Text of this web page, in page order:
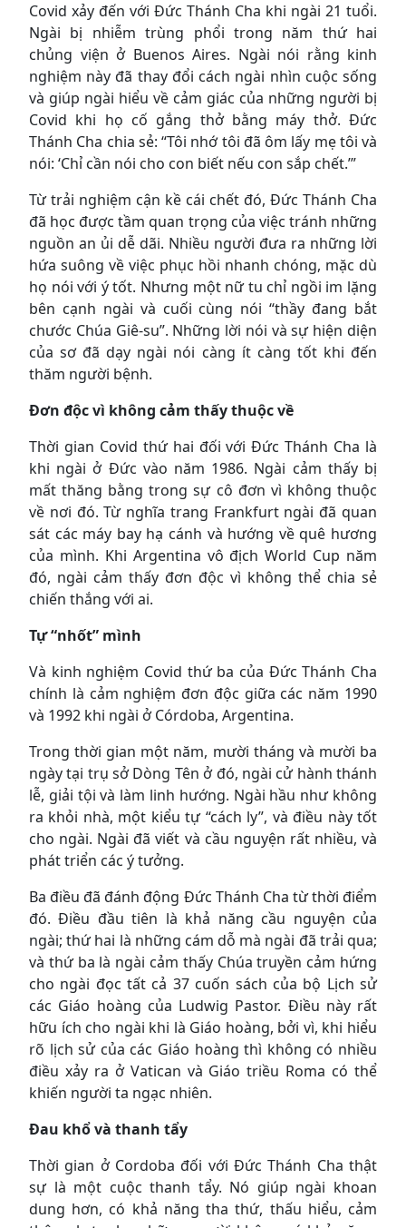
Covid xảy đến với Đức Thánh Cha khi ngài 21 tuổi.
Ngài bị nhiễm trùng phổi trong năm thứ hai
chủng viện ở Buenos Aires. Ngài nói rằng kinh
nghiệm này đã thay đổi cách ngài nhìn cuộc sống
và giúp ngài hiểu về cảm giác của những người bị
Covid khi họ cố gắng thở bằng máy thở. Đức
Thánh Cha chia sẻ: “Tôi nhớ tôi đã ôm lấy mẹ tôi và
nói: ‘Chỉ cần nói cho con biết nếu con sắp chết.’”
Từ trải nghiệm cận kề cái chết đó, Đức Thánh Cha
đã học được tầm quan trọng của việc tránh những
nguồn an ủi dễ dãi. Nhiều người đưa ra những lời
hứa suông về việc phục hồi nhanh chóng, mặc dù
họ nói với ý tốt. Nhưng một nữ tu chỉ ngồi im lặng
bên cạnh ngài và cuối cùng nói “thầy đang bắt
chước Chúa Giê-su”. Những lời nói và sự hiện diện
của sơ đã dạy ngài nói càng ít càng tốt khi đến
thăm người bệnh.
Đơn độc vì không cảm thấy thuộc về
Thời gian Covid thứ hai đối với Đức Thánh Cha là
khi ngài ở Đức vào năm 1986. Ngài cảm thấy bị
mất thăng bằng trong sự cô đơn vì không thuộc
về nơi đó. Từ nghĩa trang Frankfurt ngài đã quan
sát các máy bay hạ cánh và hướng về quê hương
của mình. Khi Argentina vô địch World Cup năm
đó, ngài cảm thấy đơn độc vì không thể chia sẻ
chiến thắng với ai.
Tự “nhốt” mình
Và kinh nghiệm Covid thứ ba của Đức Thánh Cha
chính là cảm nghiệm đơn độc giữa các năm 1990
và 1992 khi ngài ở Córdoba, Argentina.
Trong thời gian một năm, mười tháng và mười ba
ngày tại trụ sở Dòng Tên ở đó, ngài cử hành thánh
lễ, giải tội và làm linh hướng. Ngài hầu như không
ra khỏi nhà, một kiểu tự “cách ly”, và điều này tốt
cho ngài. Ngài đã viết và cầu nguyện rất nhiều, và
phát triển các ý tưởng.
Ba điều đã đánh động Đức Thánh Cha từ thời điểm
đó. Điều đầu tiên là khả năng cầu nguyện của
ngài; thứ hai là những cám dỗ mà ngài đã trải qua;
và thứ ba là ngài cảm thấy Chúa truyền cảm hứng
cho ngài đọc tất cả 37 cuốn sách của bộ Lịch sử
các Giáo hoàng của Ludwig Pastor. Điều này rất
hữu ích cho ngài khi là Giáo hoàng, bởi vì, khi hiểu
rõ lịch sử của các Giáo hoàng thì không có nhiều
điều xảy ra ở Vatican và Giáo triều Roma có thể
khiến người ta ngạc nhiên.
Đau khổ và thanh tẩy
Thời gian ở Cordoba đối với Đức Thánh Cha thật
sự là một cuộc thanh tẩy. Nó giúp ngài khoan
dung hơn, có khả năng tha thứ, thấu hiểu, cảm